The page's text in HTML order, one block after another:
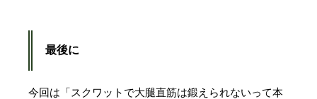
最後に
今回は「スクワットで大腿直筋は鍛えられないって本